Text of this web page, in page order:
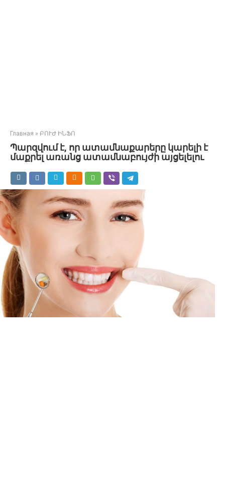
Главная » ԲՈՒԺ ԻՆՖՈ
Պարզվում է, որ ատամնաքարերը կարելի է
մաքրել առանց ատամնաբույժի այցելելու